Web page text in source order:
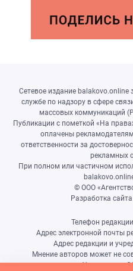
Сетевое издание balakovo.online
службе по надзору в сфере
массовых коммуникаций
Публикации с пометкой «На
оплачены
ответственности за
рекламных
При полном или частичном
© ООО
Разработка
Телефон
Адрес электронной почты
Адрес редакции и
Мнение авторов может не
Учредитель: